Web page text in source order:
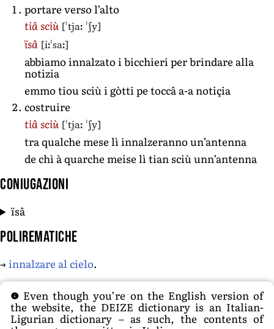
portare verso l’alto
tiâ sciù [ˈtjaː ˈʃy]
ïsâ [iːˈsaː]
abbiamo innalzato i bicchieri per brindare alla
notizia
emmo tiou sciù i gòtti pe toccâ a-a notiçia
costruire
tiâ sciù [ˈtjaː ˈʃy]
tra qualche mese lì innalzeranno un’antenna
de chì à quarche meise lì tian sciù unn’antenna
Coniugazioni
ïsâ
Polirematiche
→ innalzare al cielo.
Even though you’re on the English version of
the website, the DEIZE dictionary is an Italian-
Ligurian dictionary – as such, the contents of